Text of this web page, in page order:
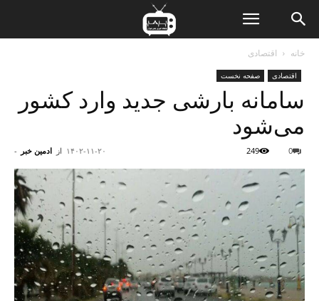
خانه اقتصادی
اقتصادی صفحه نخست
سامانه بارشی جدید وارد کشور
می‌شود
از ادمین خبر - ۱۴۰۲-۱۱-۲۰ 0
249